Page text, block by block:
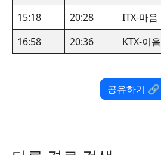
15:18
20:28 ITX-마음
16:58
20:36 KTX-이음
공유하기 🔗